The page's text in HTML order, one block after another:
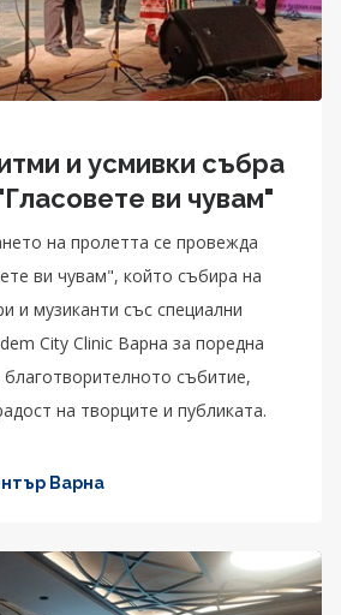
и усмивки събра
ви чувам"
на пролетта се провежда
ви чувам", който събира на
и музиканти със специални
City Clinic Варна за поредна
събитие,
на творците и публиката.
Варна